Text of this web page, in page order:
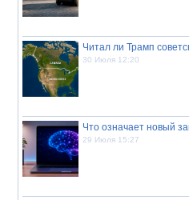
Читал ли Трамп
30 Июля 12:20
Что означает новый
29 Июля 15:27